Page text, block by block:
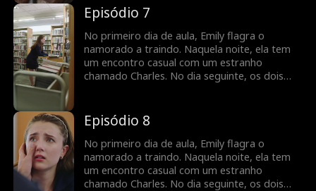
relação profissional de aluno e professor, mas
há uma tensão inegável entre eles.
Justamente quando Emily pensa que tudo vai
voltar aos trilhos, ela descobre
inesperadamente que está grávida...
Episódio 7
No primeiro dia de aula, Emily flagra o
namorado a traindo. Naquela noite, ela tem
um encontro casual com um estranho
chamado Charles. No dia seguinte, os dois
relação profissional de aluno e professor, mas
há uma tensão inegável entre eles.
Justamente quando Emily pensa que tudo vai
voltar aos trilhos, ela descobre
inesperadamente que está grávida...
Episódio 8
No primeiro dia de aula, Emily flagra o
namorado a traindo. Naquela noite, ela tem
um encontro casual com um estranho
chamado Charles. No dia seguinte, os dois